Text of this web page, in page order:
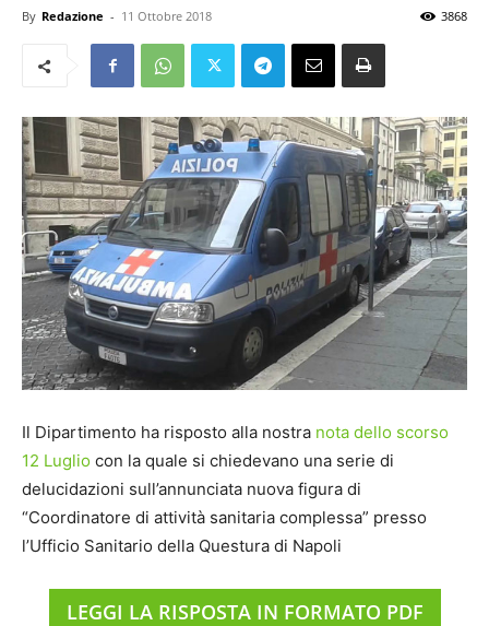
By Redazione - 11 Ottobre 2018 3868
Il Dipartimento ha risposto alla nostra nota dello scorso
12 Luglio con la quale si chiedevano una serie di
delucidazioni sull’annunciata nuova figura di
“Coordinatore di attività sanitaria complessa” presso
l’Ufficio Sanitario della Questura di Napoli
LEGGI LA RISPOSTA IN FORMATO PDF